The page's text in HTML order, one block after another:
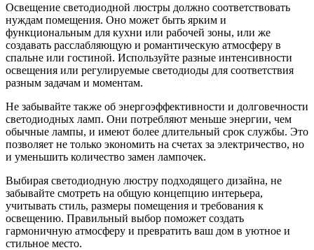
Освещение светодиодной люстры должно соответствовать
нуждам помещения. Оно может быть ярким и
функциональным для кухни или рабочей зоны, или же
создавать расслабляющую и романтическую атмосферу в
спальне или гостиной. Используйте разные интенсивности
освещения или регулируемые светодиоды для соответствия
разным задачам и моментам.
Не забывайте также об энергоэффективности и долговечности
светодиодных ламп. Они потребляют меньше энергии, чем
обычные лампы, и имеют более длительный срок службы. Это
позволяет не только экономить на счетах за электричество, но
и уменьшить количество замен лампочек.
Выбирая светодиодную люстру подходящего дизайна, не
забывайте смотреть на общую концепцию интерьера,
учитывать стиль, размеры помещения и требования к
освещению. Правильный выбор поможет создать
гармоничную атмосферу и превратить ваш дом в уютное и
стильное место.